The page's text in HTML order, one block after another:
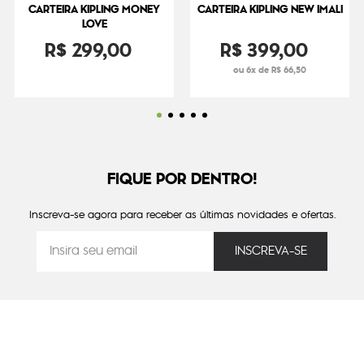
CARTEIRA KIPLING MONEY
LOVE
R$299,00
CARTEIRA KIPLING NEW IMALI
R$399,00
ou 6x de R$ 66,50
FIQUE POR DENTRO!
Inscreva-se agora para receber as últimas novidades e ofertas.